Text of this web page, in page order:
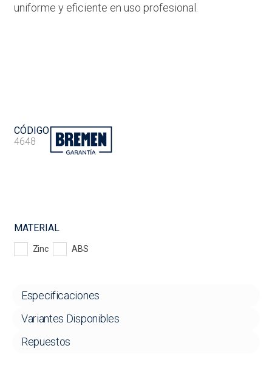
uniforme y eficiente en uso profesional.
CÓDIGO
4648
MATERIAL
Zinc ABS
Especificaciones
Variantes Disponibles
Repuestos